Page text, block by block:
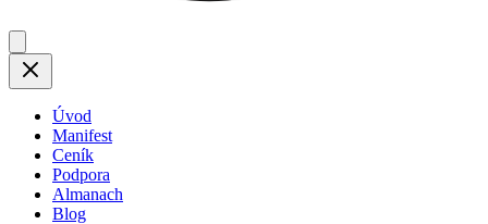
Úvod
Manifest
Ceník
Podpora
Almanach
Blog